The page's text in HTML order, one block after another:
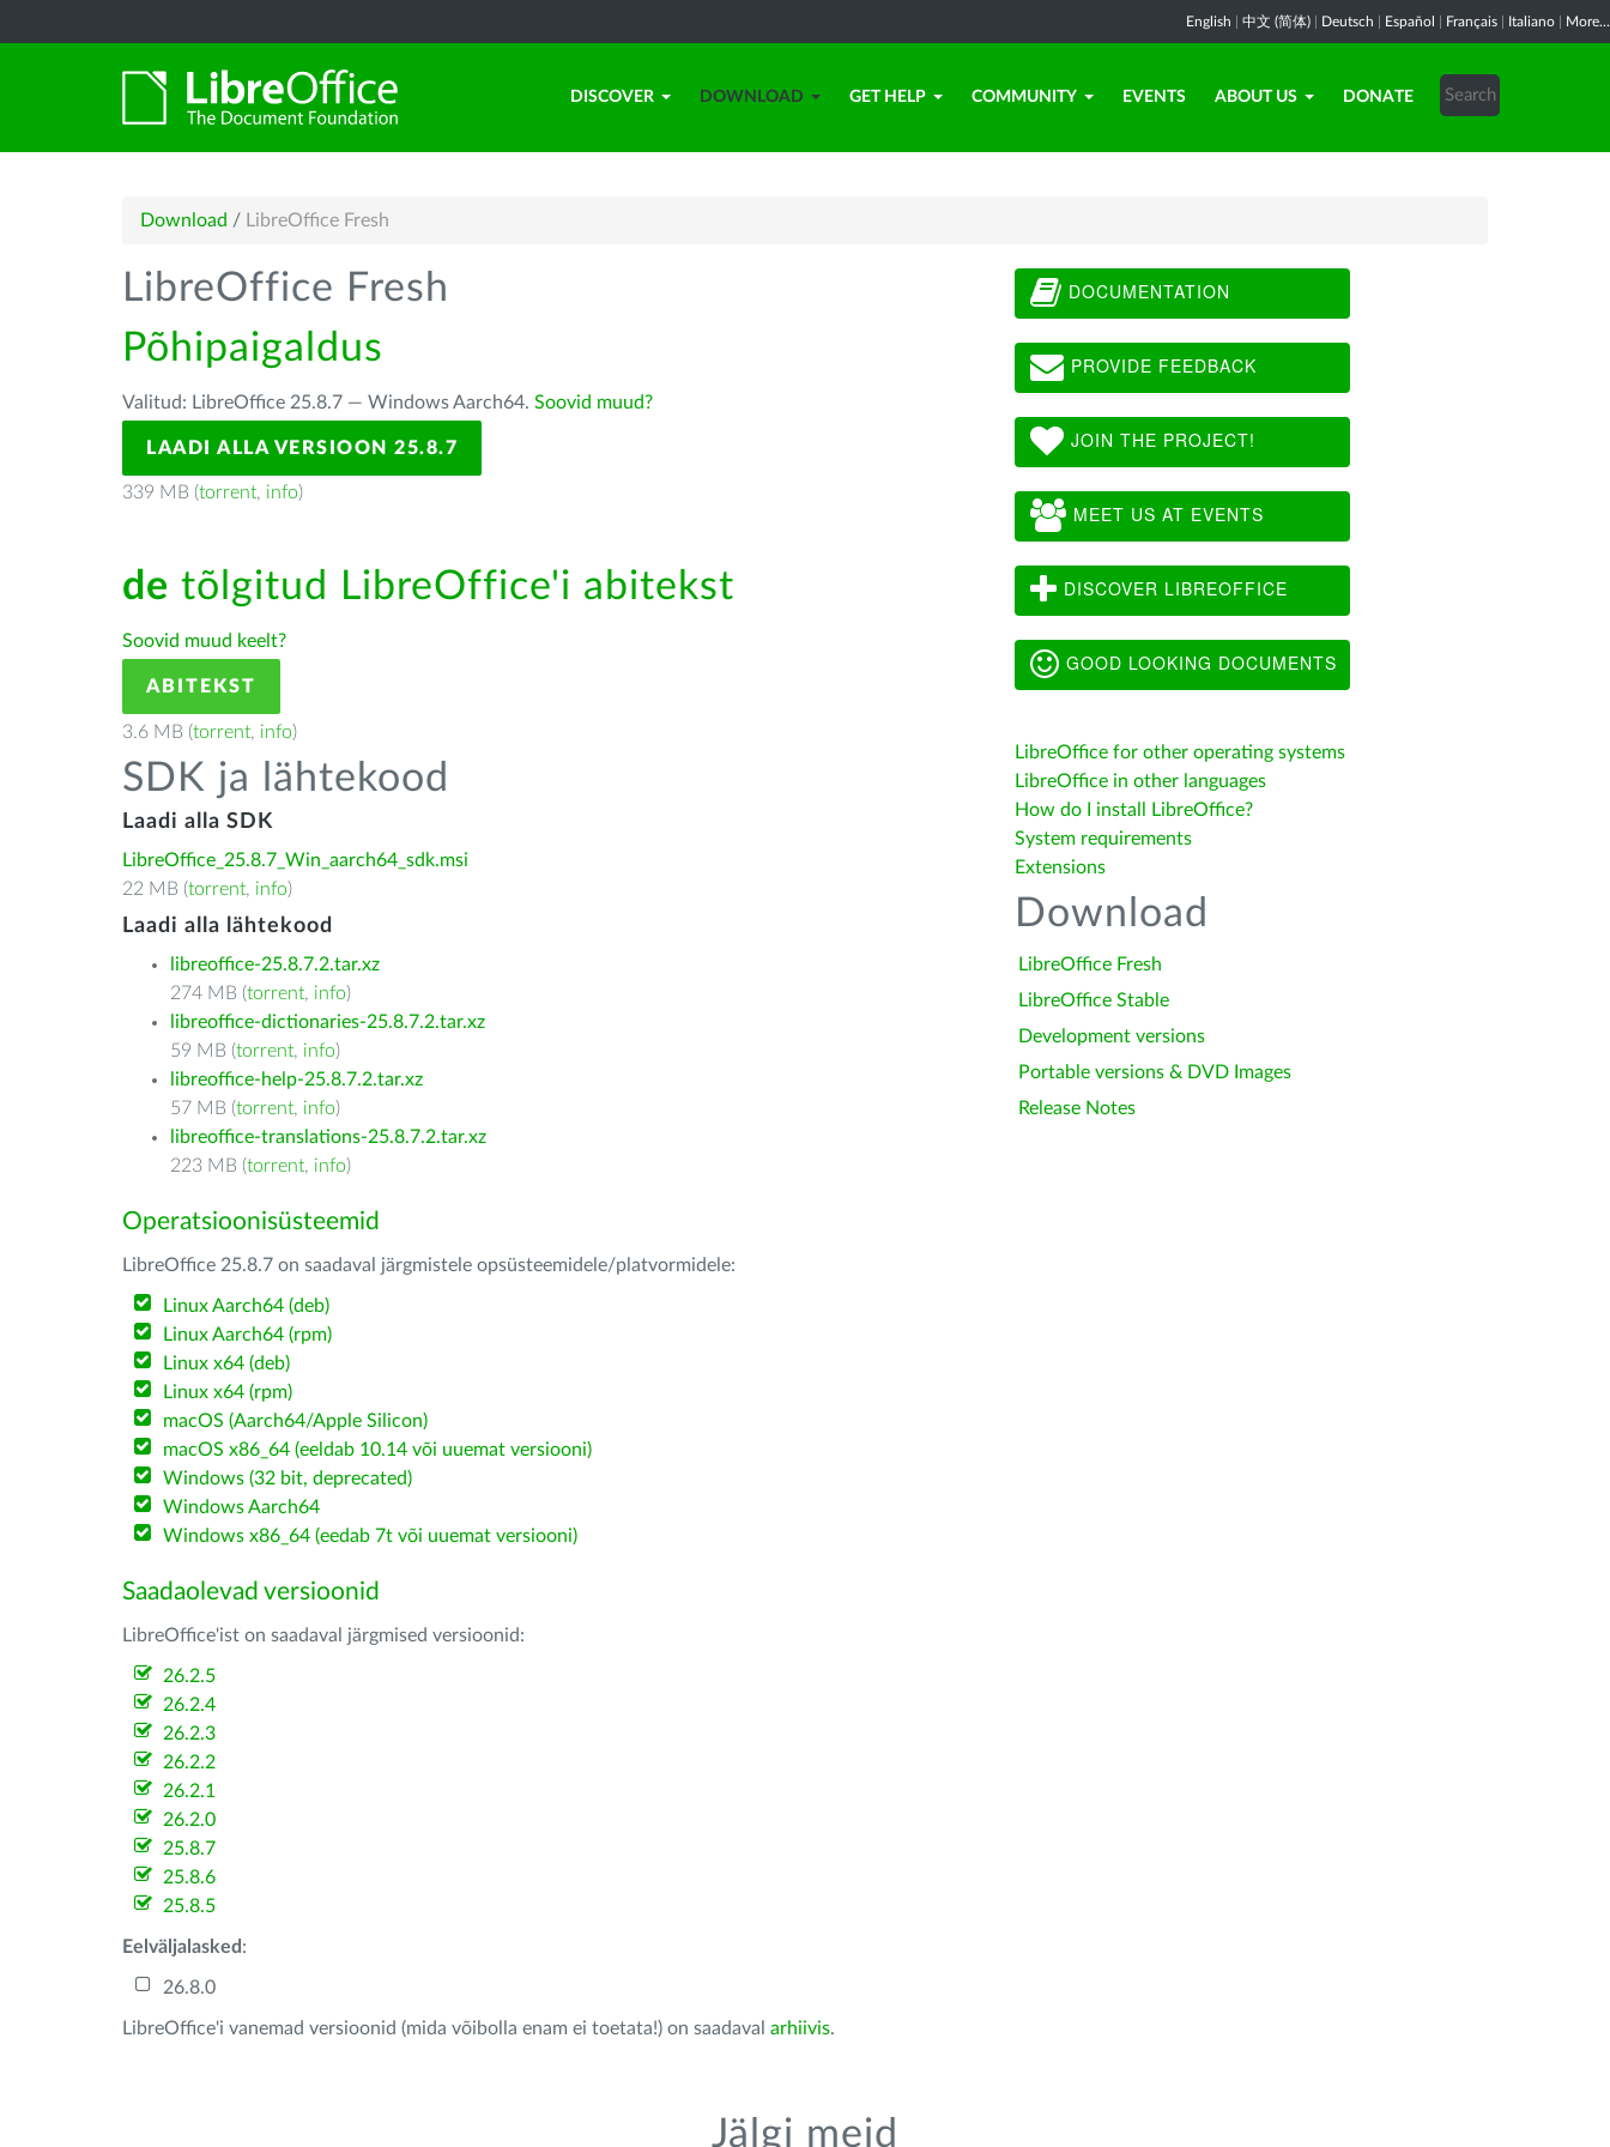
English 中文 (简体) Deutsch Español Français Italiano More...
DISCOVER DOWNLOAD GET HELP COMMUNITY EVENTS ABOUT US DONATE
Download / LibreOffice Fresh
LibreOffice Fresh
Põhipaigaldus
Valitud: LibreOffice 25.8.7 — Windows Aarch64. Soovid muud?
LAADI ALLA VERSIOON 25.8.7
339 MB (torrent, info)
de tõlgitud LibreOffice'i abitekst
Soovid muud keelt?
ABITEKST
3.6 MB (torrent, info)
SDK ja lähtekood
Laadi alla SDK
LibreOffice_25.8.7_Win_aarch64_sdk.msi
22 MB (torrent, info)
Laadi alla lähtekood
libreoffice-25.8.7.2.tar.xz
274 MB (torrent, info)
libreoffice-dictionaries-25.8.7.2.tar.xz
59 MB (torrent, info)
libreoffice-help-25.8.7.2.tar.xz
57 MB (torrent, info)
libreoffice-translations-25.8.7.2.tar.xz
223 MB (torrent, info)
Operatsioonisüsteemid
LibreOffice 25.8.7 on saadaval järgmistele opsüsteemidele/platvormidele:
Linux Aarch64 (deb)
Linux Aarch64 (rpm)
Linux x64 (deb)
Linux x64 (rpm)
macOS (Aarch64/Apple Silicon)
macOS x86_64 (eeldab 10.14 või uuemat versiooni)
Windows (32 bit, deprecated)
Windows Aarch64
Windows x86_64 (eedab 7t või uuemat versiooni)
Saadaolevad versioonid
LibreOffice'ist on saadaval järgmised versioonid:
26.2.5
26.2.4
26.2.3
26.2.2
26.2.1
26.2.0
25.8.7
25.8.6
25.8.5
Eelväljalasked :
26.8.0
LibreOffice'i vanemad versioonid (mida võibolla enam ei toetata!) on saadaval arhiivis.
DOCUMENTATION
PROVIDE FEEDBACK
JOIN THE PROJECT!
MEET US AT EVENTS
DISCOVER LIBREOFFICE
GOOD LOOKING DOCUMENTS
LibreOffice for other operating systems
LibreOffice in other languages
How do I install LibreOffice?
System requirements
Extensions
Download
LibreOffice Fresh
LibreOffice Stable
Development versions
Portable versions & DVD Images
Release Notes
Jälgi meid